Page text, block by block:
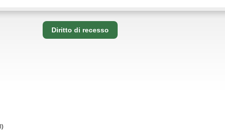
)
Diritto di recesso